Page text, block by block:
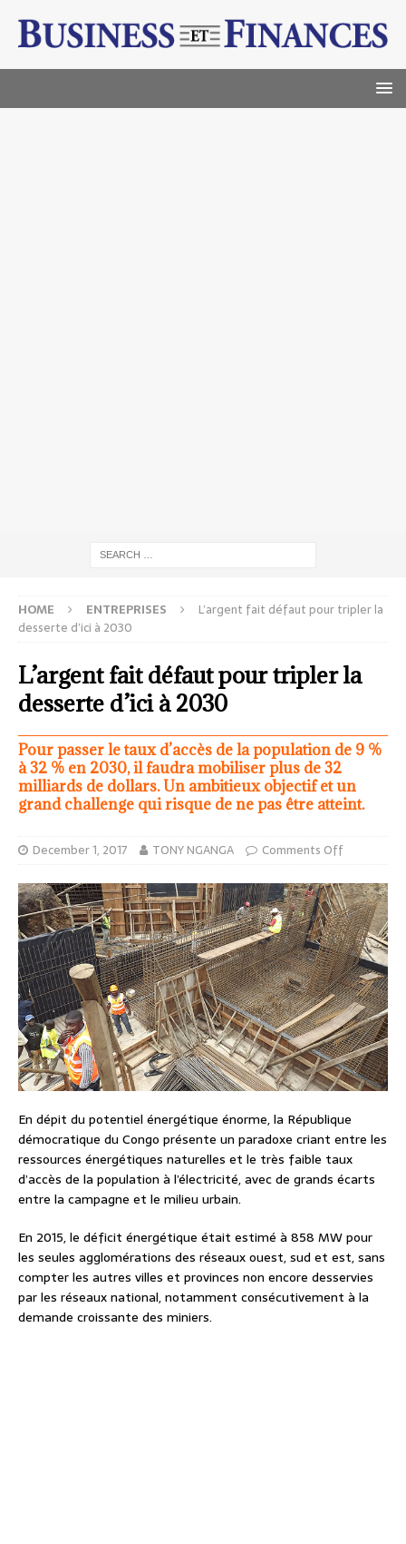
HOME ENTREPRISES
L’argent fait défaut pour tripler la
desserte d’ici à 2030
L’argent fait défaut pour tripler la
desserte d’ici à 2030
Pour passer le taux d’accès de la population de 9 %
à 32 % en 2030, il faudra mobiliser plus de 32
milliards de dollars. Un ambitieux objectif et un
grand challenge qui risque de ne pas être atteint.
December 1, 2017 TONY NGANGA Comments Off
En dépit du potentiel énergétique énorme, la République
démocratique du Congo présente un paradoxe criant entre les
ressources énergétiques naturelles et le très faible taux
d’accès de la population à l’électricité, avec de grands écarts
entre la campagne et le milieu urbain.
En 2015, le déficit énergétique était estimé à 858 MW pour
les seules agglomérations des réseaux ouest, sud et est, sans
compter les autres villes et provinces non encore desservies
par les réseaux national, notamment consécutivement à la
demande croissante des miniers.